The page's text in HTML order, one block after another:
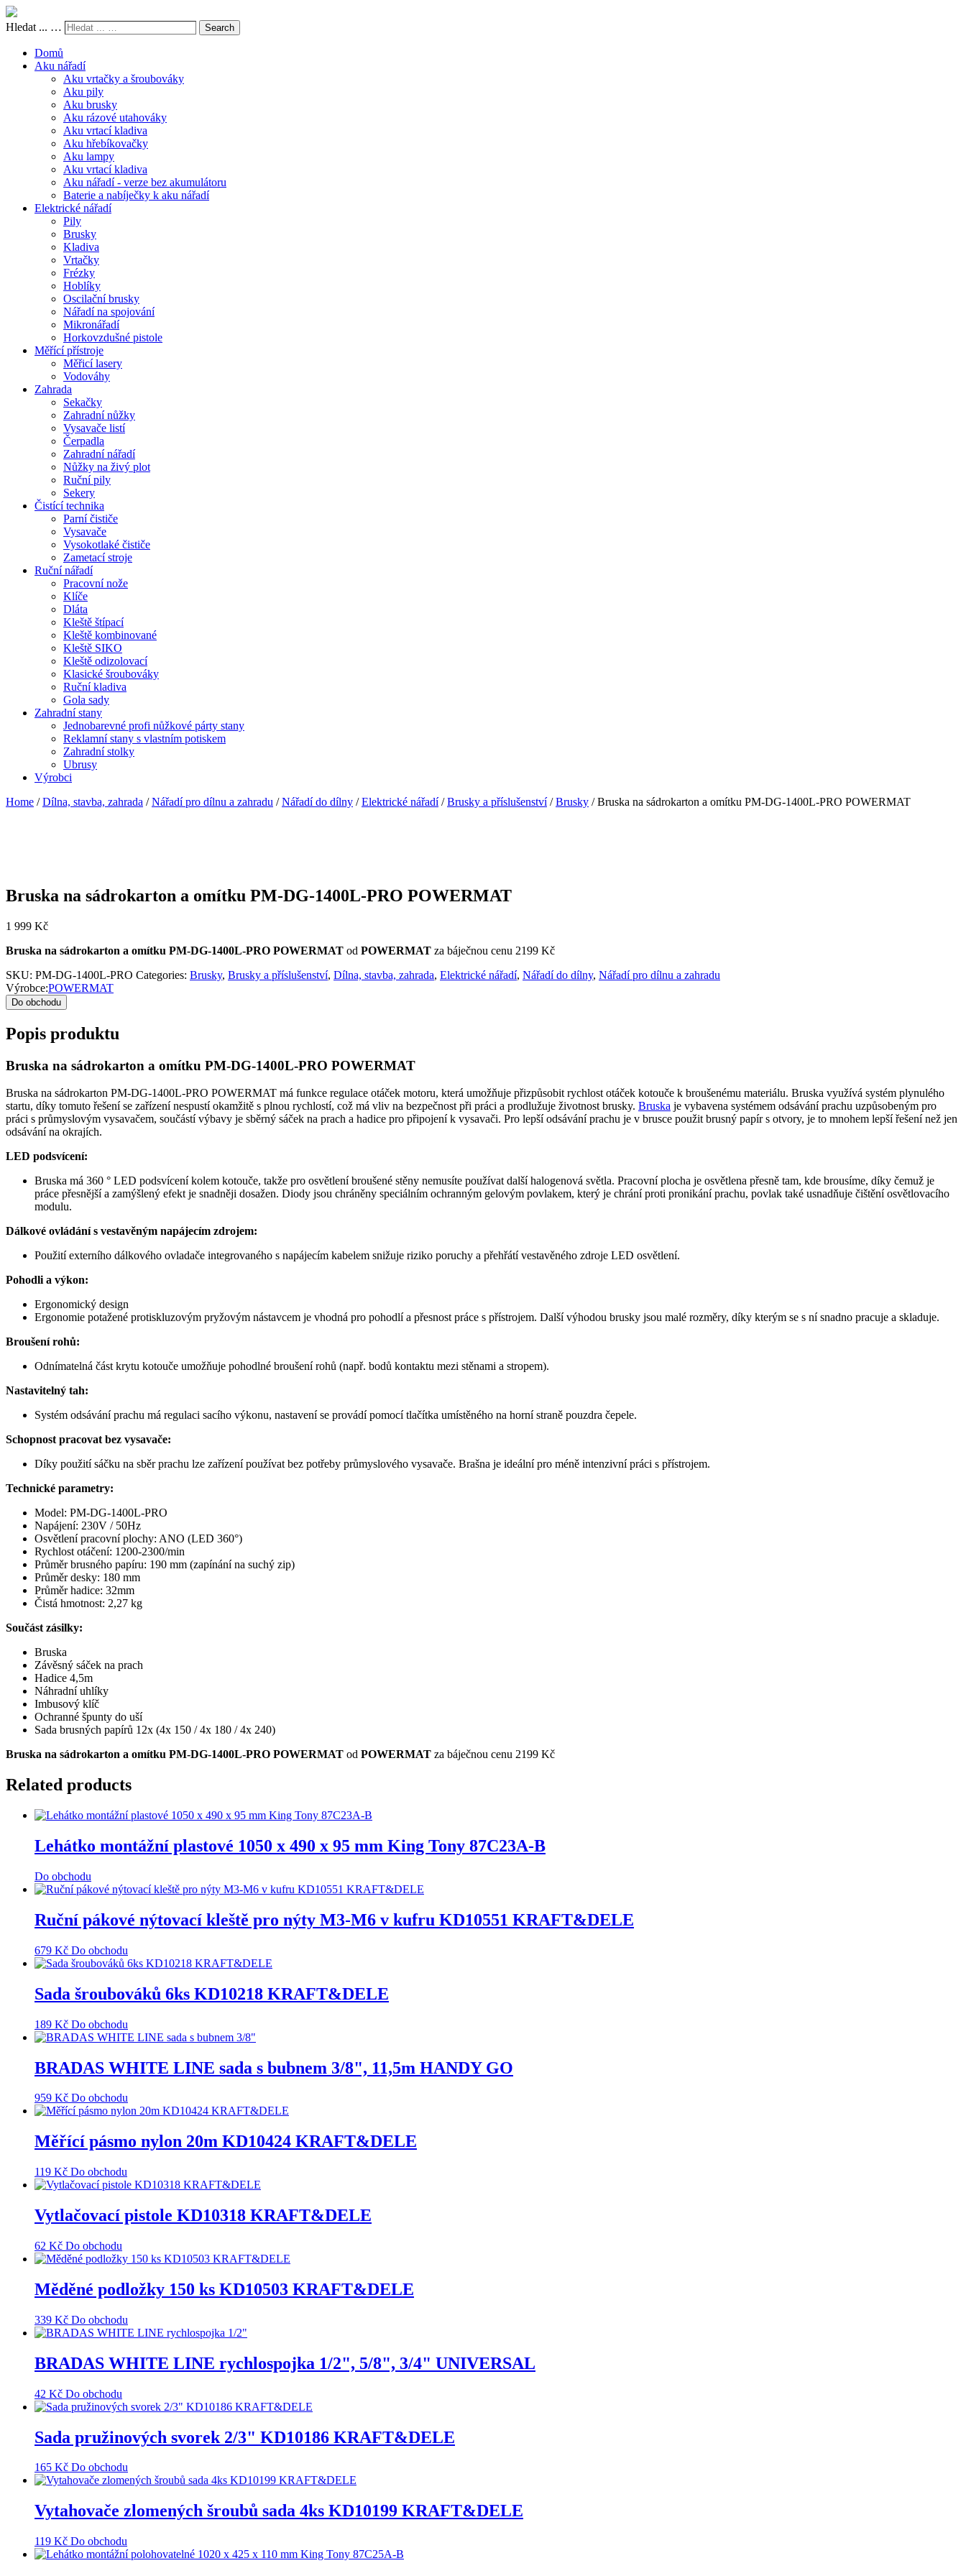
Hledat ... … Search
Domů
Aku nářadí
Aku vrtačky a šroubováky
Aku pily
Aku brusky
Aku rázové utahováky
Aku vrtací kladiva
Aku hřebíkovačky
Aku lampy
Aku vrtací kladiva
Aku nářadí - verze bez akumulátoru
Baterie a nabíječky k aku nářadí
Elektrické nářadí
Pily
Brusky
Kladiva
Vrtačky
Frézky
Hoblíky
Oscilační brusky
Nářadí na spojování
Mikronářadí
Horkovzdušné pistole
Měřící přístroje
Měřicí lasery
Vodováhy
Zahrada
Sekačky
Zahradní nůžky
Vysavače listí
Čerpadla
Zahradní nářadí
Nůžky na živý plot
Ruční pily
Sekery
Čistící technika
Parní čističe
Vysavače
Vysokotlaké čističe
Zametací stroje
Ruční nářadí
Pracovní nože
Klíče
Dláta
Kleště štípací
Kleště kombinované
Kleště SIKO
Kleště odizolovací
Klasické šroubováky
Ruční kladiva
Gola sady
Zahradní stany
Jednobarevné profi nůžkové párty stany
Reklamní stany s vlastním potiskem
Zahradní stolky
Ubrusy
Výrobci
Home /Dílna, stavba, zahrada /Nářadí pro dílnu a zahradu /Nářadí do dílny /Elektrické nářadí/Brusky a příslušenství/Brusky / Bruska na sádrokarton a omítku PM-DG-1400L-PRO POWERMAT
Bruska na sádrokarton a omítku PM-DG-1400L-PRO POWERMAT
1 999 Kč
Bruska na sádrokarton a omítku PM-DG-1400L-PRO POWERMAT od POWERMAT za báječnou cenu 2199 Kč
SKU: PM-DG-1400L-PRO Categories: Brusky, Brusky a příslušenství, Dílna, stavba, zahrada, Elektrické nářadí, Nářadí do dílny, Nářadí pro dílnu a zahradu
Výrobce:POWERMAT
Do obchodu
Popis produktu
Bruska na sádrokarton a omítku PM-DG-1400L-PRO POWERMAT
Bruska na sádrokarton PM-DG-1400L-PRO POWERMAT má funkce regulace otáček motoru, která umožňuje přizpůsobit rychlost otáček kotouče k broušenému materiálu. Bruska využívá systém plynulého
startu, díky tomuto řešení se zařízení nespustí okamžitě s plnou rychlostí, což má vliv na bezpečnost při práci a prodlužuje životnost brusky. Bruska je vybavena systémem odsávání prachu uzpůsobeným pro
práci s průmyslovým vysavačem, součástí výbavy je sběrný sáček na prach a hadice pro připojení k vysavači. Pro lepší odsávání prachu je v brusce použit brusný papír s otvory, je to mnohem lepší řešení než jen
odsávání na okrajích.
LED podsvícení:
Bruska má 360 ° LED podsvícení kolem kotouče, takže pro osvětlení broušené stěny nemusíte používat další halogenová světla. Pracovní plocha je osvětlena přesně tam, kde brousíme, díky čemuž je
práce přesnější a zamýšlený efekt je snadněji dosažen. Diody jsou chráněny speciálním ochranným gelovým povlakem, který je chrání proti pronikání prachu, povlak také usnadňuje čištění osvětlovacího
modulu.
Dálkové ovládání s vestavěným napájecím zdrojem:
Použití externího dálkového ovladače integrovaného s napájecím kabelem snižuje riziko poruchy a přehřátí vestavěného zdroje LED osvětlení.
Pohodli a výkon:
Ergonomický design
Ergonomie potažené protiskluzovým pryžovým nástavcem je vhodná pro pohodlí a přesnost práce s přístrojem. Další výhodou brusky jsou malé rozměry, díky kterým se s ní snadno pracuje a skladuje.
Broušení rohů:
Odnímatelná část krytu kotouče umožňuje pohodlné broušení rohů (např. bodů kontaktu mezi stěnami a stropem).
Nastavitelný tah:
Systém odsávání prachu má regulaci sacího výkonu, nastavení se provádí pomocí tlačítka umístěného na horní straně pouzdra čepele.
Schopnost pracovat bez vysavače:
Díky použití sáčku na sběr prachu lze zařízení používat bez potřeby průmyslového vysavače. Brašna je ideální pro méně intenzivní práci s přístrojem.
Technické parametry:
Model: PM-DG-1400L-PRO
Napájení: 230V / 50Hz
Osvětlení pracovní plochy: ANO (LED 360°)
Rychlost otáčení: 1200-2300/min
Průměr brusného papíru: 190 mm (zapínání na suchý zip)
Průměr desky: 180 mm
Průměr hadice: 32mm
Čistá hmotnost: 2,27 kg
Součást zásilky:
Bruska
Závěsný sáček na prach
Hadice 4,5m
Náhradní uhlíky
Imbusový klíč
Ochranné špunty do uší
Sada brusných papírů 12x (4x 150 / 4x 180 / 4x 240)
Bruska na sádrokarton a omítku PM-DG-1400L-PRO POWERMAT od POWERMAT za báječnou cenu 2199 Kč
Related products
Lehátko montážní plastové 1050 x 490 x 95 mm King Tony 87C23A-B
Do obchodu
Ruční pákové nýtovací kleště pro nýty M3-M6 v kufru KD10551 KRAFT&DELE
679 Kč Do obchodu
Sada šroubováků 6ks KD10218 KRAFT&DELE
189 Kč Do obchodu
BRADAS WHITE LINE sada s bubnem 3/8", 11,5m HANDY GO
959 Kč Do obchodu
Měřící pásmo nylon 20m KD10424 KRAFT&DELE
119 Kč Do obchodu
Vytlačovací pistole KD10318 KRAFT&DELE
62 Kč Do obchodu
Měděné podložky 150 ks KD10503 KRAFT&DELE
339 Kč Do obchodu
BRADAS WHITE LINE rychlospojka 1/2", 5/8", 3/4" UNIVERSAL
42 Kč Do obchodu
Sada pružinových svorek 2/3" KD10186 KRAFT&DELE
165 Kč Do obchodu
Vytahovače zlomených šroubů sada 4ks KD10199 KRAFT&DELE
119 Kč Do obchodu